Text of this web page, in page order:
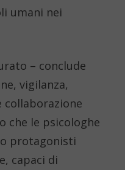
umani nei
– conclude
vigilanza,
collaborazione
che le psicologhe
protagonisti
capaci di